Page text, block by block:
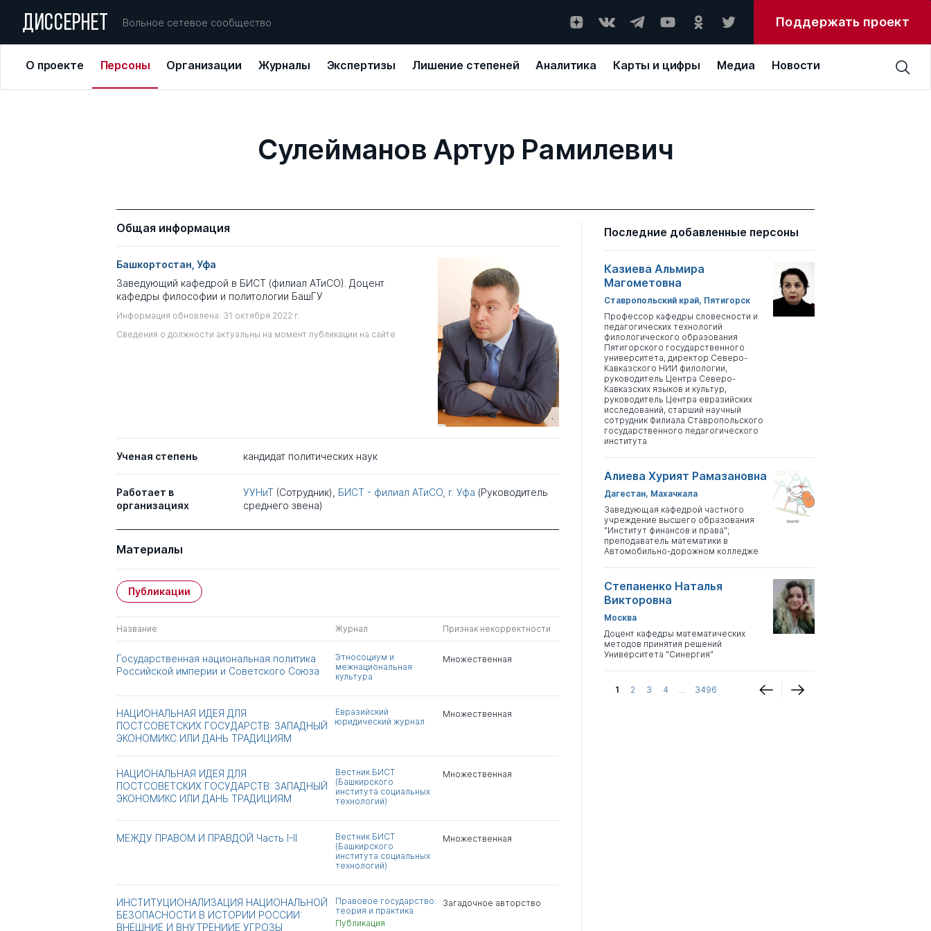
ДИССЕРНЕТ Вольное сетевое сообщество Поддержать проект
О проекте Персоны Организации Журналы Экспертизы Лишение степеней Аналитика Карты и цифры Медиа Новости
Сулейманов Артур Рамилевич
Общая информация
Башкортостан, Уфа
Заведующий кафедрой в БИСТ (филиал АТиСО). Доцент
кафедры философии и политологии БашГУ
Информация обновлена: 31 октября 2022 г.
Сведения о должности актуальны на момент публикации на сайте
Ученая степень кандидат политических наук
Работает в
организациях
УУНиТ (Сотрудник), БИСТ - филиал АТиСО, г. Уфа (Руководитель
среднего звена)
Материалы
Публикации
Название Журнал Признак некорректности
Государственная национальная политика
Российской империи и Советского Союза
Этносоциум и
межнациональная
культура
Множественная
НАЦИОНАЛЬНАЯ ИДЕЯ ДЛЯ
ПОСТСОВЕТСКИХ ГОСУДАРСТВ: ЗАПАДНЫЙ
ЭКОНОМИКС ИЛИ ДАНЬ ТРАДИЦИЯМ
Евразийский
юридический журнал
Множественная
НАЦИОНАЛЬНАЯ ИДЕЯ ДЛЯ
ПОСТСОВЕТСКИХ ГОСУДАРСТВ: ЗАПАДНЫЙ
ЭКОНОМИКС ИЛИ ДАНЬ ТРАДИЦИЯМ
Вестник БИСТ
(Башкирского
института социальных
технологий)
Множественная
МЕЖДУ ПРАВОМ И ПРАВДОЙ Часть I-II
Вестник БИСТ
(Башкирского
института социальных
технологий)
Множественная
ИНСТИТУЦИОНАЛИЗАЦИЯ НАЦИОНАЛЬНОЙ
БЕЗОПАСНОСТИ В ИСТОРИИ РОССИИ:
ВНЕШНИЕ И ВНУТРЕНИИЕ УГРОЗЫ
Правовое государство:
теория и практика
Публикация
Загадочное авторство
Последние добавленные персоны
Казиева Альмира
Магометовна
Ставропольский край, Пятигорск
Профессор кафедры словесности и
педагогических технологий
филологического образования
Пятигорского государственного
университета, директор Северо-
Кавказского НИИ филологии,
руководитель Центра Северо-
Кавказских языков и культур,
руководитель Центра евразийских
исследований, старший научный
сотрудник Филиала Ставропольского
государственного педагогического
института
Алиева Хурият Рамазановна
Дагестан, Махачкала
Заведующая кафедрой частного
учреждение высшего образования
"Институт финансов и права";
преподаватель математики в
Автомобильно-дорожном колледже
Степаненко Наталья
Викторовна
Москва
Доцент кафедры математических
методов принятия решений
Университета "Синергия"
1 2 3 4 ... 3496